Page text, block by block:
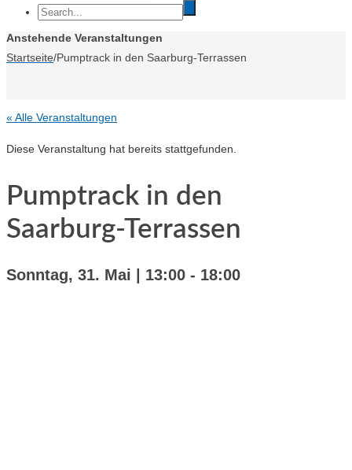
Anstehende Veranstaltungen
Startseite/Pumptrack in den Saarburg-Terrassen
« Alle Veranstaltungen
Diese Veranstaltung hat bereits stattgefunden.
Pumptrack in den
Saarburg-Terrassen
Sonntag, 31. Mai | 13:00 - 18:00